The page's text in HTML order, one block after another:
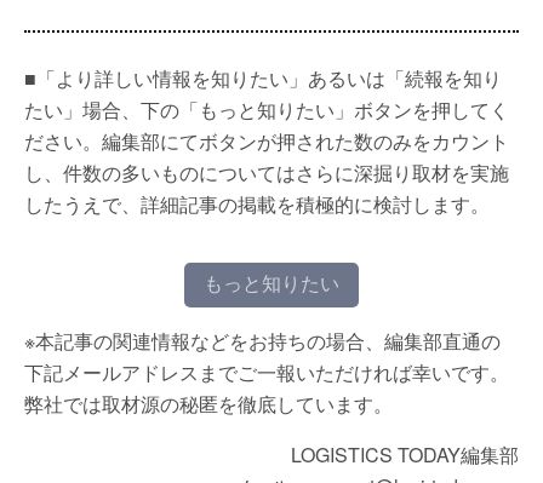
■「より詳しい情報を知りたい」あるいは「続報を知り
たい」場合、下の「もっと知りたい」ボタンを押してく
ださい。編集部にてボタンが押された数のみをカウント
し、件数の多いものについてはさらに深掘り取材を実施
したうえで、詳細記事の掲載を積極的に検討します。
もっと知りたい
※本記事の関連情報などをお持ちの場合、編集部直通の
下記メールアドレスまでご一報いただければ幸いです。
弊社では取材源の秘匿を徹底しています。
LOGISTICS TODAY編集部